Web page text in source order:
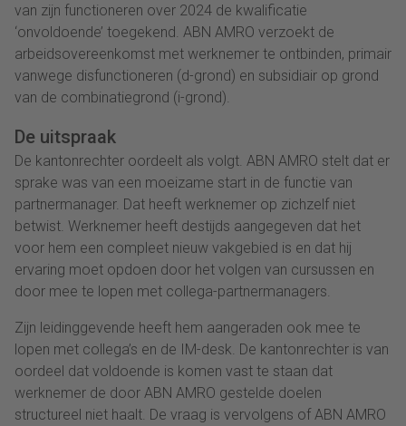
van zijn functioneren over 2024 de kwalificatie
‘onvoldoende’ toegekend. ABN AMRO verzoekt de
arbeidsovereenkomst met werknemer te ontbinden, primair
vanwege disfunctioneren (d-grond) en subsidiair op grond
van de combinatiegrond (i-grond).
De uitspraak
De kantonrechter oordeelt als volgt. ABN AMRO stelt dat er
sprake was van een moeizame start in de functie van
partnermanager. Dat heeft werknemer op zichzelf niet
betwist. Werknemer heeft destijds aangegeven dat het
voor hem een compleet nieuw vakgebied is en dat hij
ervaring moet opdoen door het volgen van cursussen en
door mee te lopen met collega-partnermanagers.
Zijn leidinggevende heeft hem aangeraden ook mee te
lopen met collega’s en de IM-desk. De kantonrechter is van
oordeel dat voldoende is komen vast te staan dat
werknemer de door ABN AMRO gestelde doelen
structureel niet haalt. De vraag is vervolgens of ABN AMRO